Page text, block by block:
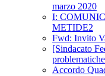
marzo 2020
I:
METIDE2
Fwd: Invito
[Sindacato
Accordo